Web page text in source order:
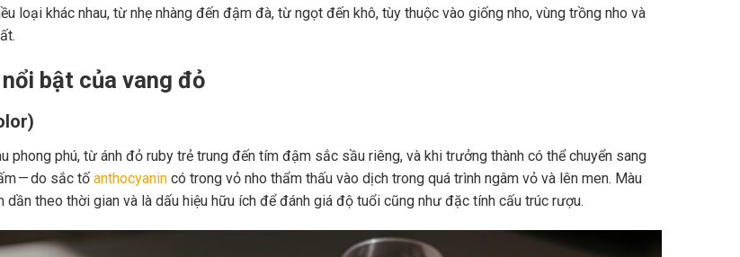
loại khác nhau, từ nhẹ nhàng đến đậm đà, từ ngọt đến khô, tùy thuộc vào giống nho, vùng trồng nho và
bật của vang đỏ
phong phú, từ ánh đỏ ruby trẻ trung đến tím đậm sắc sầu riêng, và khi trưởng thành có thể chuyển sang
— do sắc tố anthocyanincó trong vỏ nho thẩm thấu vào dịch trong quá trình ngâm vỏ và lên men. Màu
dần theo thời gian và là dấu hiệu hữu ích để đánh giá độ tuổi cũng như đặc tính cấu trúc rượu.